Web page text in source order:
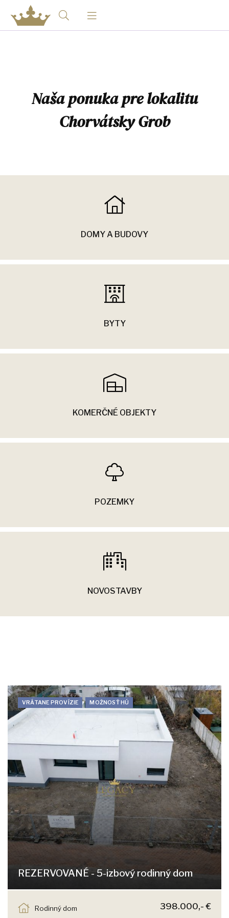
Naša ponuka pre lokalitu
Chorvátsky Grob
DOMY A BUDOVY
BYTY
KOMERČNÉ OBJEKTY
POZEMKY
NOVOSTAVBY
VRÁTANE PROVÍZIE MOŽNOSŤ HÚ
REZERVOVANÉ - 5-izbový rodinný dom
Rodinný dom
398.000,- €